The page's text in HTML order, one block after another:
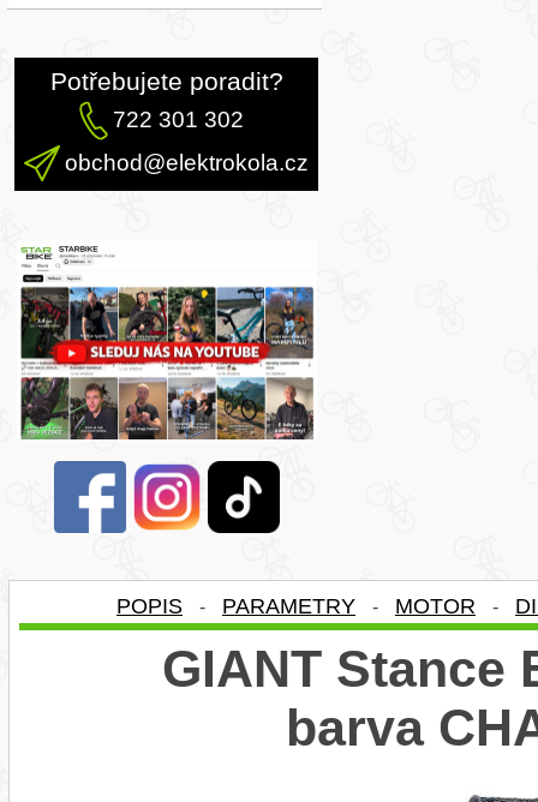
Potřebujete poradit?
722 301 302
obchod@elektrokola.cz
POPIS - PARAMETRY - MOTOR -
GIANT Stance
barva